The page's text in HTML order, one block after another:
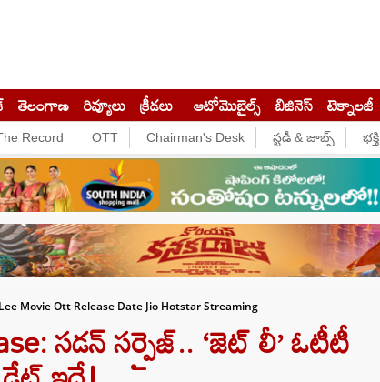
తెలంగాణ రివ్యూలు క్రీడలు ఆటోమొబైల్స్ బిజినెస్‌ టెక్నాలజీ
Record OTT Chairman's Desk స్టడీ & జాబ్స్ భక్తి
Movie Ott Release Date Jio Hotstar Streaming
సడన్ సర్ప్రైజ్.. ‘జెట్ లీ’ ఓటీటీ